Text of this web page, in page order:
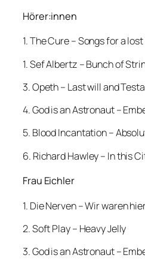
Hörer:innen
1. The Cure – Songs for a
1. Sef Albertz – Bunch of
3. Opeth – Last will and
4. God is an Astronaut –
5. Blood Incantation –
6. Richard Hawley – In this
Frau Eichler
1. Die Nerven – Wir waren
2. Soft Play – Heavy Jelly
3. God is an Astronaut –